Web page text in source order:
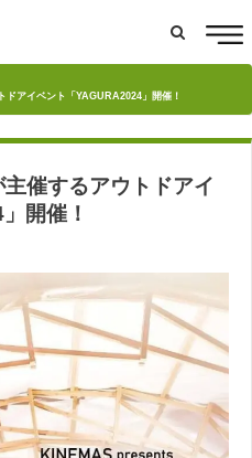
アイベント「YAGURA2024」開催！
催するアウトドアイ
開催！